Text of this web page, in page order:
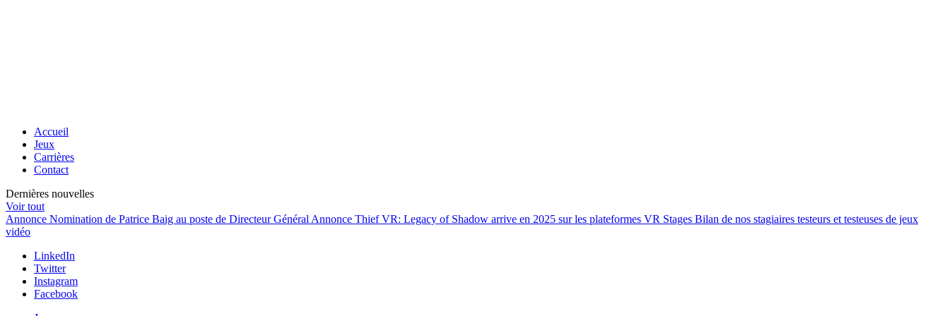
Accueil
Jeux
Carrières
Contact
Dernières nouvelles
Voir tout
Annonce Nomination de Patrice Baig au poste de Directeur Général Annonce Thief VR: Legacy of Shadow arrive en 2025 sur les plateformes VR Stages Bilan de nos stagiaires testeurs et testeuses de jeux
vidéo
LinkedIn
Twitter
Instagram
Facebook